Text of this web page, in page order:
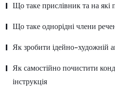
Що таке прислівник та на які
Що таке однорідні члени
Як зробити ідейно-художній
Як самостійно почистити
інструкція